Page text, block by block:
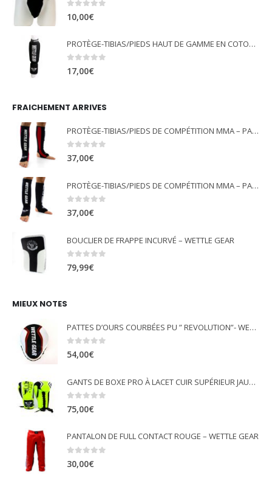
10,00€
PROTÈGE-TIBIAS/PIEDS HAUT DE GAMME EN COTON ÉLASTIQUE - NOIR - WETTLE GEAR
0 out of 5
17,00€
FRAICHEMENT ARRIVES
PROTÈGE-TIBIAS/PIEDS DE COMPÉTITION MMA – PANCRACE - ROUGE - WETTLE GEAR
0out of 5
37,00€
PROTÈGE-TIBIAS/PIEDS DE COMPÉTITION MMA – PANCRACE - NOIR - WETTLE GEAR
0out of 5
37,00€
BOUCLIER DE FRAPPE INCURVÉ – WETTLE GEAR
0out of 5
79,99€
MIEUX NOTES
PATTES D’OURS COURBÉES PU ” REVOLUTION”- WETTLE GEAR
0 out of 5
54,00€
GANTS DE BOXE PRO À LACET CUIR SUPÉRIEUR JAUNE FLUO - WETTLE GEAR
0out of 5
75,00€
PANTALON DE FULL CONTACT ROUGE – WETTLE GEAR
0 out of 5
30,00€